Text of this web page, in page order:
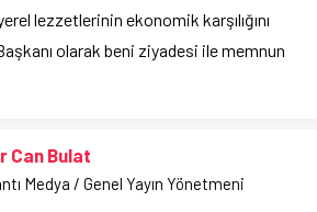
lezzetlerinin ekonomik karşılığını
olarak beni ziyadesi ile memnun
Can Bulat
Medya / Genel Yayın Yönetmeni